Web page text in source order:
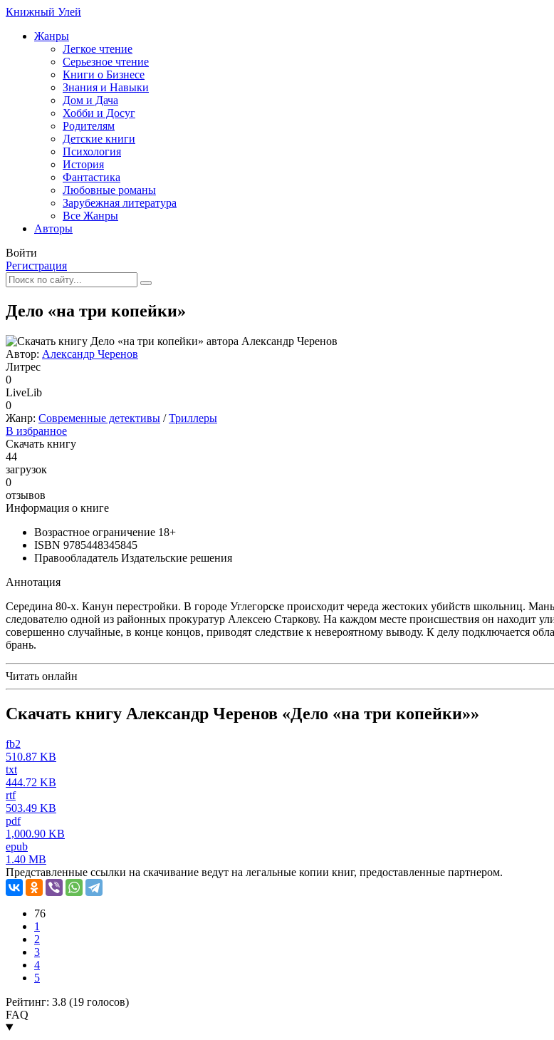
Книжный Улей
Жанры
Легкое чтение
Серьезное чтение
Книги о Бизнесе
Знания и Навыки
Дом и Дача
Хобби и Досуг
Родителям
Детские книги
Психология
История
Фантастика
Любовные романы
Зарубежная литература
Все Жанры
Авторы
Войти
Регистрация
Дело «на три копейки»
Автор: Александр Черенов
Литрес
0
LiveLib
0
Жанр: Современные детективы /Триллеры
В избранное
Скачать книгу
44
загрузок
0
отзывов
Информация о книге
Возрастное ограничение 18+
ISBN 9785448345845
Правообладатель Издательские решения
Аннотация
Середина 80-х. Канун перестройки. В городе Углегорске происходит череда жестоких убийств школьниц.
следователю одной из районных прокуратур Алексею Старкову. На каждом месте происшествия он находит
совершенно случайные, в конце концов, приводят следствие к невероятному выводу. К делу подключается
брань.
Читать онлайн
Скачать книгу Александр Черенов «Дело «на три копейки»»
fb2
510.87 KB
txt
444.72 KB
rtf
503.49 KB
pdf
1,000.90 KB
epub
1.40 MB
Представленные ссылки на скачивание ведут на легальные копии книг, предоставленные партнером.
76
1
2
3
4
5
Рейтинг: 3.8 (19 голосов)
FAQ